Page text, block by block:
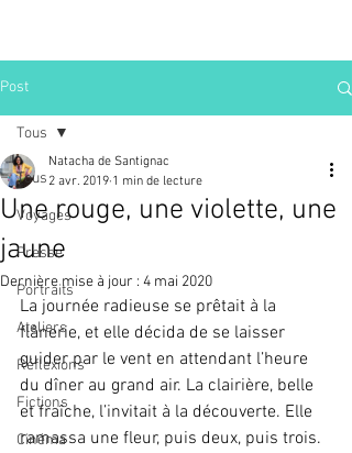
Post
Tous
Voyages
Presse
Portraits
Ateliers
Réflexions
Fictions
Cinéma
Tous
Une rouge, une violette, une
jaune
Natacha de Santignac
2 avr. 2019 1 min de lecture
Dernière mise à jour : 4 mai 2020
La journée radieuse se prêtait à la
flânerie, et elle décida de se laisser
guider par le vent en attendant l’heure
du dîner au grand air. La clairière, belle
et fraîche, l’invitait à la découverte. Elle
ramassa une fleur, puis deux, puis trois.